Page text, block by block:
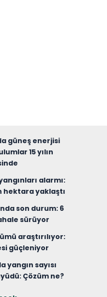
güneş enerjisi
15 yılın
alarmı:
hektara yaklaştı
son durum: 6
sürüyor
araştırılıyor:
güçleniyor
yangın sayısı
Çözüm ne?